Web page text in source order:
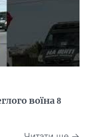
воїна 8